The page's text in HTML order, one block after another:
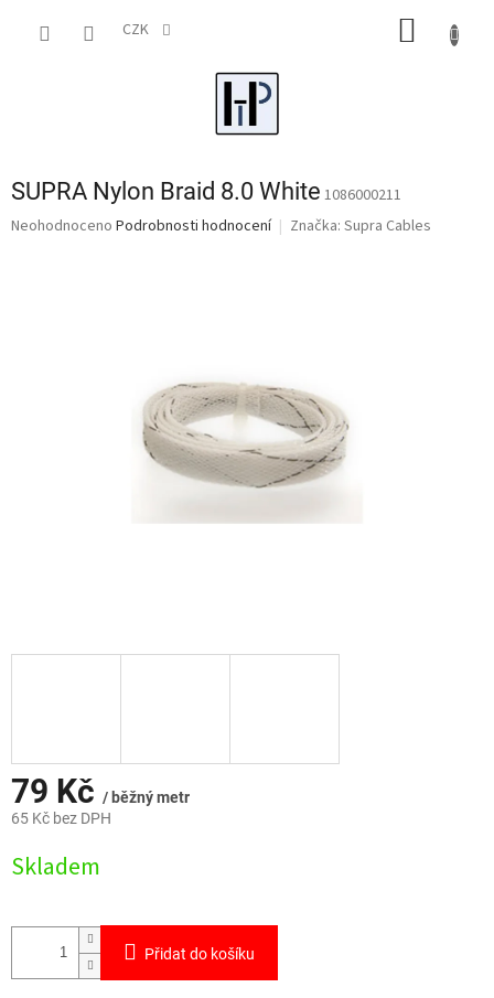
CZK
SUPRA Nylon Braid 8.0 White 1086000211
Průměrné
Neohodnoceno Podrobnosti hodnocení Značka: Supra Cables
79 Kč / běžný metr
65 Kč bez DPH
cena:
Skladem
Přidat do košíku